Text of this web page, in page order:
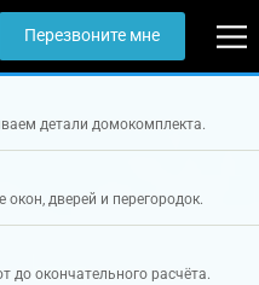
Перезвоните мне
детали домокомплекта.
дверей и перегородок.
до окончательного расчёта.